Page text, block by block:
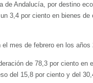
Andalucía, por destino
3,4 por ciento en bienes de
mes de febrero en los años
de 78,3 por ciento en
del 15,8 por ciento y del